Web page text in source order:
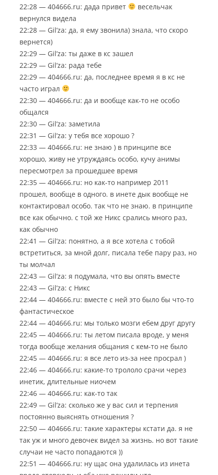
22:28 — 404666.ru: дада привет
весельчак
вернулся видела
22:28 — Gil’za: да, я ему звонила) знала, что скоро
вернется)
22:29 — Gil’za: ты даже в кс зашел
22:29 — Gil’za: рада тебе
22:29 — 404666.ru: да, последнее время я в кс не
часто играл
22:30 — 404666.ru: да и вообще как-то не особо
общался
22:30 — Gil’za: заметила
22:31 — Gil’za: у тебя все хорошо ?
22:33 — 404666.ru: не знаю ) в принципе все
хорошо, живу не утруждаясь особо, кучу анимы
пересмотрел за прошедшее время
22:35 — 404666.ru: но как-то например 2011
прошел, вообще в одного. в инете дык вообще не
контактировал особо. так что не знаю. в принципе
все как обычно. с той же Никс срались много раз,
как обычно
22:41 — Gil’za: понятно, а я все хотела с тобой
встретиться, за мной долг, писала тебе пару раз, но
ты молчал
22:43 — Gil’za: я подумала, что вы опять вместе
22:43 — Gil’za: с Никс
22:44 — 404666.ru: вместе с ней это было бы что-то
фантастическое
22:44 — 404666.ru: мы только мозги ебем друг другу
22:45 — 404666.ru: ты летом писала вроде, у меня
тогда вообще желания общания с кем-то не было
22:45 — 404666.ru: я все лето из-за нее просрал )
22:46 — 404666.ru: какие-то трололо срачи через
инетик, длительные ниочем
22:46 — 404666.ru: как-то так
22:49 — Gil’za: сколько же у вас сил и терпения
постоянно выяснять отношения ?
22:50 — 404666.ru: такие характеры кстати да. я не
так уж и много девочек видел за жизнь. но вот такие
случаи не часто попадаются ))
22:51 — 404666.ru: ну щас она удалилась из инета